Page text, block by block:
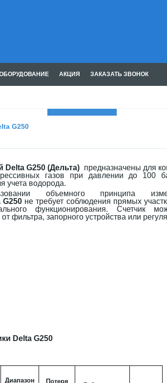
АКЦИЯ
ЗАКАЗАТЬ ЗВОНОК
G250
Delta G250 (Дельта) предназначены для
газов при давлении до 100
учета водорода.
объемного принципа
G250 не требует соблюдения прямых
функционирования. Счетчик
фильтра, запорного устройства или
Delta G250
Диапазон
Потеря